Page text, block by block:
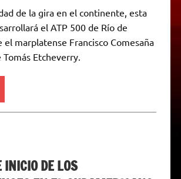
s
s
e
n
g
e
p
y
L
n
k
i
l
n
t
r
i
de la gira en el continente, esta
el ATP 500 de Río de
el marplatense Francisco Comesaña
Etcheverry.
DE LOS